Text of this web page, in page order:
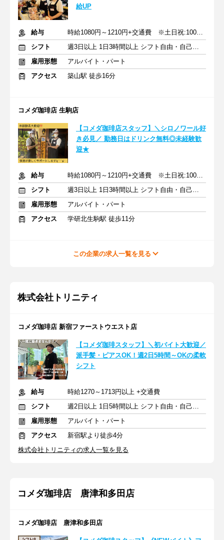
給UP
給与
時給1080円～1210円+交通費 ※土日祝:100円UP/朝7～9時:30円UP
シフト
週3日以上 1日3時間以上 シフト自由・自己申告
雇用形態
アルバイト・パート
アクセス
築山駅 徒歩16分
コメダ珈琲店 生駒店
【コメダ珈琲店スタッフ】＼シロノワール好
き必見／ 勤務日はドリンク無料◎未経験歓
迎★
給与
時給1080円～1210円+交通費 ※土日祝:100円UP/朝7～9時:30円UP
シフト
週3日以上 1日3時間以上 シフト自由・自己申告
雇用形態
アルバイト・パート
アクセス
学研北生駒駅 徒歩11分
この企業の求人一覧を見る
株式会社トリニティ
コメダ珈琲店 新宿ファーストウエスト店
【コメダ珈琲スタッフ】＼初バイト大歓迎／
派手髪・ピアスOK！週2日5時間～OKの柔軟
シフト
給与
時給1270～1713円以上 +交通費
シフト
週2日以上 1日5時間以上 シフト自由・自己申告
雇用形態
アルバイト・パート
アクセス
新宿駅より徒歩4分
株式会社トリニティの求人一覧を見る
コメダ珈琲店 唐津和多田店
コメダ珈琲店 唐津和多田店